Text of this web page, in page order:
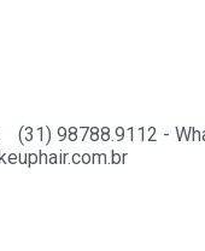
(31) 98788.9112 -